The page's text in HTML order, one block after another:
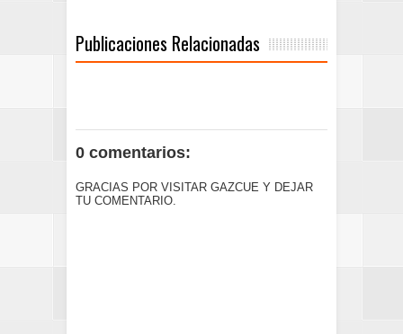
Publicaciones Relacionadas
0 comentarios:
GRACIAS POR VISITAR GAZCUE Y DEJAR
TU COMENTARIO.